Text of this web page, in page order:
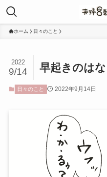
ホーム 日々のこと
早起きのは
2022
9/14
日々のこと 2022年9月14日